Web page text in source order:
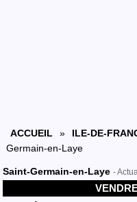
ACCUEIL » ILE-DE-
Germain-en-Laye
Saint-Germain-en-Laye -